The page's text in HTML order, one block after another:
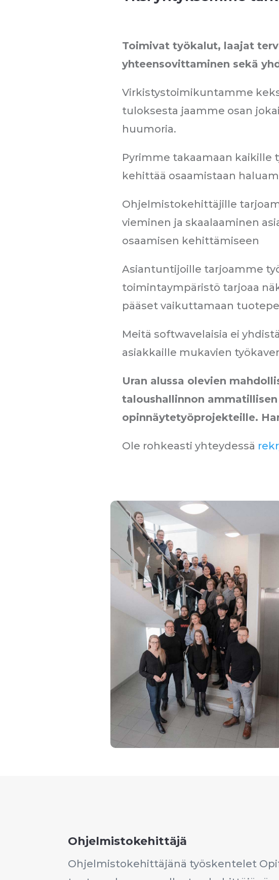
Toimivat työkalut, laajat
yhteensovittaminen sekä
Virkistystoimikuntamme
tuloksesta jaamme osan
huumoria.
Pyrimme takaamaan kaikille
kehittää osaamistaan
Ohjelmistokehittäjille
vieminen ja skaalaaminen
osaamisen kehittämiseen
Asiantuntijoille tarjoamme
toimintaympäristö tarjoaa
pääset vaikuttamaan
Meitä softwavelaisia ei
asiakkaille mukavien
Uran alussa olevien
taloushallinnon
opinnäytetyöprojekteille.
Ole rohkeasti yhteydessä
Ohjelmistokehittäjä
Ohjelmistokehittäjänä työskentelet